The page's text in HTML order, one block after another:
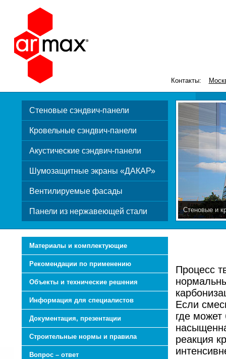
Контакты:
Стеновые сэндвич-панели
Кровельные сэндвич-панели
Акустические сэндвич-панели
Шумозащитные экраны «ДАКАР»
Вентилируемые фасады
Панели из нержавеющей стали Стеновые и
Материалы и комплектующие
Рекомендации по применению
Объекты и технические решения
Информация для специалистов
Документация, презентации
Строительные нормы и правила
Вопрос – ответ
Процесс
Если
где может
реакция